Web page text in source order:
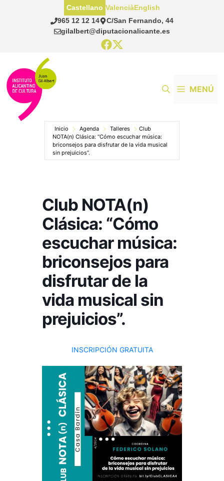
965 12 12 14
C/San Fernando, 44
gilalbert@diputacionalicante.es
Castellano ValenciàEnglish
MENÚ
Inicio Agenda Talleres
Club
NOTA(n) Clásica: “Cómo escuchar música:
briconsejos para disfrutar de la vida musical
sin prejuicios”.
Club NOTA(n)
Clásica: “Cómo
escuchar música:
briconsejos para
disfrutar de la
vida musical sin
prejuicios”.
INSCRIPCIÓN GRATUITA